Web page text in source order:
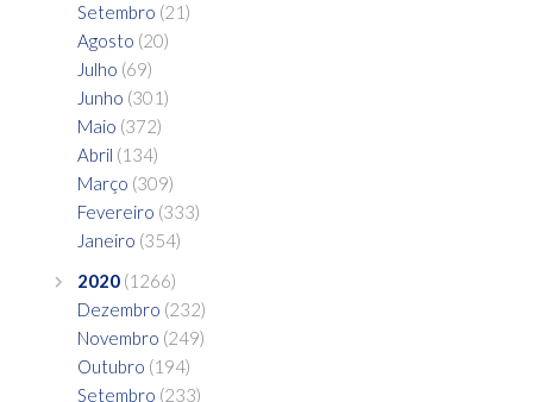
Setembro (21)
Agosto (20)
Julho (69)
Junho (301)
Maio (372)
Abril (134)
Março (309)
Fevereiro (333)
Janeiro (354)
2020 (1266)
Dezembro (232)
Novembro (249)
Outubro (194)
Setembro (233)